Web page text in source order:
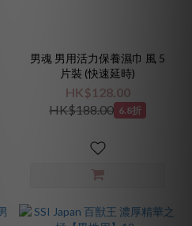
男魂 男用活力保養濕巾 風 5
片裝 (快速延時)
HK$128.00
HK$188.00 6.8折